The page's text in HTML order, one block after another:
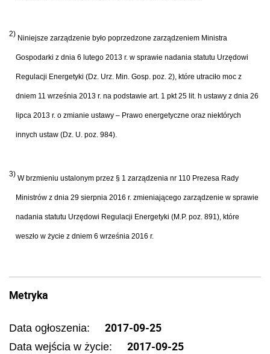
2) Niniejsze zarządzenie było poprzedzone zarządzeniem Ministra
Gospodarki z dnia 6 lutego 2013 r. w sprawie nadania statutu Urzędowi
Regulacji Energetyki (Dz. Urz. Min. Gosp. poz. 2), które utraciło moc z
dniem 11 września 2013 r. na podstawie art. 1 pkt 25 lit. h ustawy z dnia 26
lipca 2013 r. o zmianie ustawy – Prawo energetyczne oraz niektórych
innych ustaw (Dz. U. poz. 984).
3) W brzmieniu ustalonym przez § 1 zarządzenia nr 110 Prezesa Rady
Ministrów z dnia 29 sierpnia 2016 r. zmieniającego zarządzenie w sprawie
nadania statutu Urzędowi Regulacji Energetyki (M.P. poz. 891), które
weszło w życie z dniem 6 września 2016 r.
Metryka
Data ogłoszenia: 2017-09-25
Data wejścia w życie: 2017-09-25